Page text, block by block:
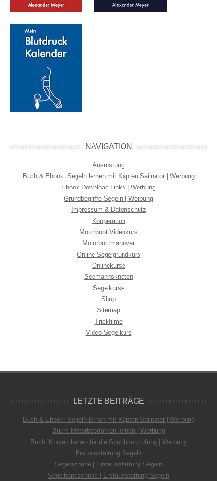
NAVIGATION
Ausrüstung
Buch & Ebook: Segeln lernen mit Käpten Sailnator | Werbung
Ebook Download-Links | Werbung
Grundbegriffe Segeln | Werbung
Impressum & Datenschutz
Kooperation
Motorboot Videokurs
Motorbootmanöver
Online Segelgrundkurs
Onlinekurse
Seemannsknoten
Segelkurse
Shop
Sitemap
Trickfilme
Video-Segelkurs
LETZTE BEITRÄGE
Buch & Ebook: Segeln lernen mit Käpten Sailnator | Werbung
Buch: Motorbootfahren lernen | Werbung
Buch: Knoten lernen für die Sportbootprüfung | Werbung
Erstausstattung Segeln
Segelschuhe | Erstausstattung Segeln
Segelhandschuhe | Erstausstattung Segeln